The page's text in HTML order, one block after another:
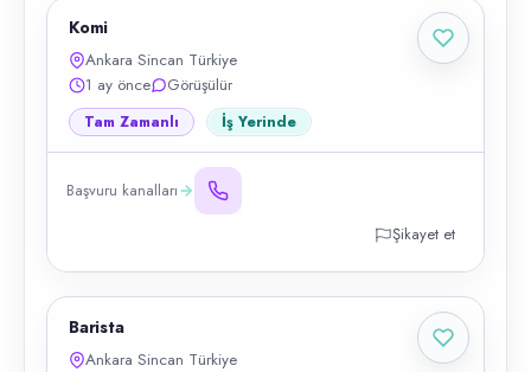
Komi
Ankara Sincan Türkiye
1 ay önce
Görüşülür
Tam Zamanlı İş Yerinde
Başvuru kanalları
Şikayet et
Barista
Ankara Sincan Türkiye